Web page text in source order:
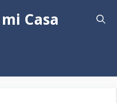
Casa